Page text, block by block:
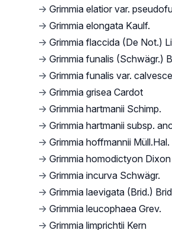
→ Grimmia elatior var.
→ Grimmia elongata Kaulf.
→ Grimmia flaccida (De Not.)
→ Grimmia funalis (Schwägr.)
→ Grimmia funalis var.
→ Grimmia grisea Cardot
→ Grimmia hartmanii Schimp.
→ Grimmia hartmanii subsp.
→ Grimmia hoffmannii Müll.Hal.
→ Grimmia homodictyon Dixon
→ Grimmia incurva Schwägr.
→ Grimmia laevigata (Brid.)
→ Grimmia leucophaea Grev.
→ Grimmia limprichtii Kern